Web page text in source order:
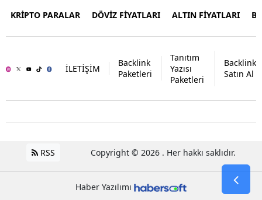
KRİPTO PARALAR DÖVİZ FİYATLARI ALTIN FİYATLARI
İLETİŞİM
Backlink
Paketleri
Tanıtım
Yazısı
Paketleri
Backlink
Satın Al
RSS Copyright © 2026 . Her hakkı saklıdır.
Haber Yazılımı